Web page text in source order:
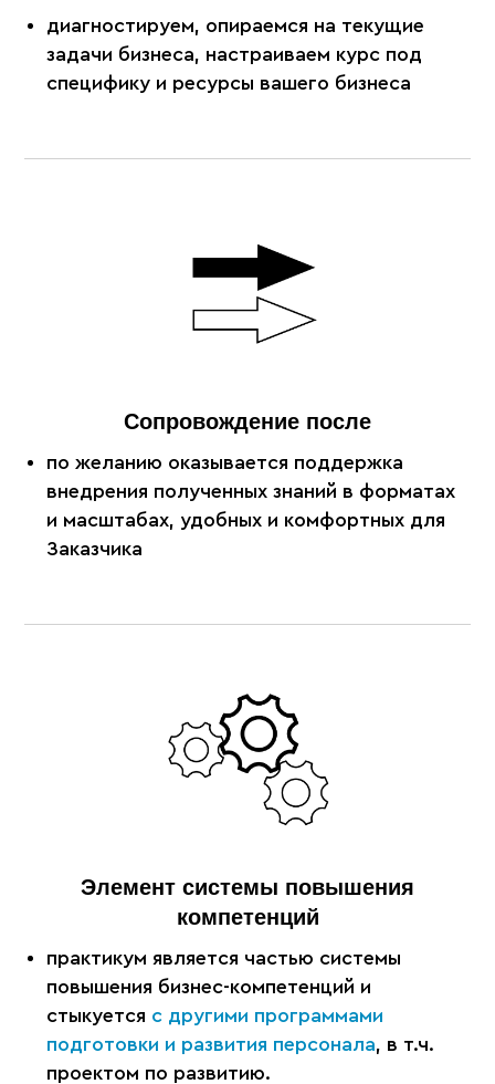
диагностируем, опираемся на текущие
задачи бизнеса, настраиваем курс под
специфику и ресурсы вашего бизнеса
Сопровождение после
по желанию оказывается поддержка
внедрения полученных знаний в форматах
и масштабах, удобных и комфортных для
Заказчика
Элемент системы повышения
компетенций
практикум является частью системы
повышения бизнес-компетенций и
стыкуется с другими программами
подготовки и развития персонала, в т.ч.
проектом по развитию.